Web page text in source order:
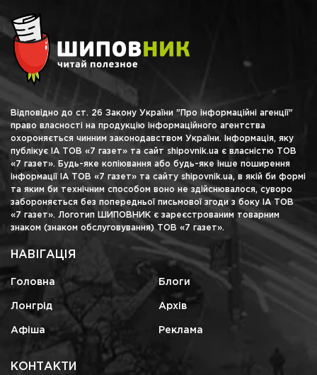
Відповідно до ст. 26 Закону України "Про інформаційні агенції"
право власності на продукцію інформаційного агентства
охороняється чинним законодавством України. Інформація, яку
публікує ІА ТОВ «7 газет» та сайт shipovnik.ua є власністю ТОВ
«7 газет». Будь-яке копіювання або будь-яке інше поширення
інформації ІА ТОВ «7 газет» та сайту shipovnik.ua, в якій би формі
та яким би технічним способом воно не здійснювалося, суворо
забороняється без попередньої письмової згоди з боку ІА ТОВ
«7 газет». Логотип ШИПОВНИК є зареєстрованим товарним
знаком (знаком обслуговування) ТОВ «7 газет».
НАВІГАЦІЯ
Головна Блоги
Лонгрід Архів
Афіша Реклама
КОНТАКТИ